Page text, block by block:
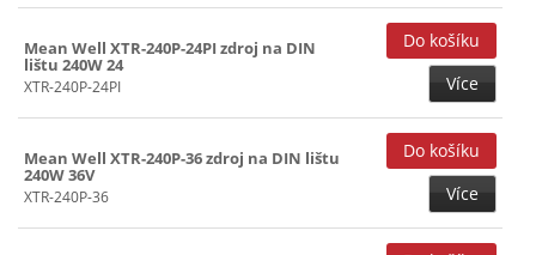
Mean Well XTR-240P-24PI zdroj na DIN
lištu 240W 24
XTR-240P-24PI Více
Mean Well XTR-240P-36 zdroj na DIN lištu
240W 36V
XTR-240P-36 Více